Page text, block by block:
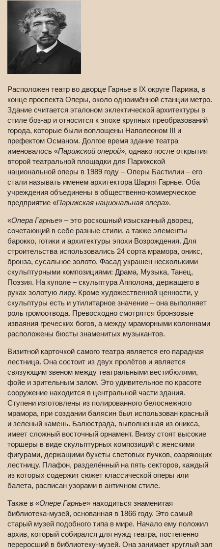
Расположен театр во дворце Гарнье в IX округе Парижа, в
конце проспекта Оперы, около одноимённой станции метро.
Здание считается эталоном эклектической архитектуры в
стиле боз-ар и относится к эпохе крупных преобразований
города, которые были воплощены Наполеоном III и
префектом Османом. Долгое время здание театра
именовалось «Парижской оперой», однако после открытия
второй театральной площадки для Парижской
национальной оперы в 1989 году – Оперы Бастилии – его
стали называть именем архитектора Шарля Гарнье. Оба
учреждения объединены в общественно-коммерческое
предприятие «Парижская национальная опера».
«Опера Гарнье» – это роскошный изысканный дворец,
сочетающий в себе разные стили, а также элементы
барокко, готики и архитектуры эпохи Возрождения. Для
строительства использовались 24 сорта мрамора, оникс,
бронза, сусальное золото. Фасад украшен несколькими
скульптурными композициями: Драма, Музыка, Танец,
Поэзия. На куполе – скульптура Апполона, держащего в
руках золотую лиру. Кроме художественной ценности, у
скульптуры есть и утилитарное значение – она выполняет
роль громоотвода. Превосходно смотрятся бронзовые
изваяния греческих богов, а между мраморными колоннами
расположены бюсты знаменитых музыкантов.
Визитной карточкой самого театра является его парадная
лестница. Она состоит из двух пролётов и является
связующим звеном между театральными вестибюлями,
фойе и зрительным залом. Это удивительное по красоте
сооружение находится в центральной части здания.
Ступени изготовлены из полированного белоснежного
мрамора, при создании балясин был использован красный
и зеленый камень. Балюстрада, выполненная из оникса,
имеет сложный восточный орнамент. Внизу стоят высокие
торшеры в виде скульптурных композиций с женскими
фигурами, держащими букеты световых пучков, озаряющих
лестницу. Плафон, разделённый на пять секторов, каждый
из которых содержит сюжет классической оперы или
балета, расписан узорами в античном стиле.
Также в «Опере Гарнье» находиться знаменитая
библиотека-музей, основанная в 1866 году. Это самый
старый музей подобного типа в мире. Начало ему положил
архив, который собирался для нужд театра, постепенно
переросший в библиотеку-музей. Она занимает круглый зал